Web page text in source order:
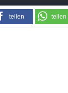
teilen teilen